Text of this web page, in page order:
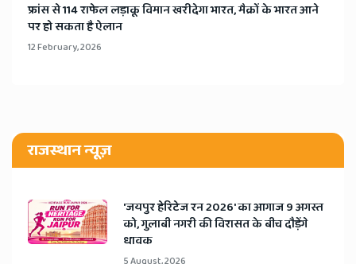
​फ्रांस से 114 राफेल लड़ाकू विमान खरीदेगा भारत, मैक्रों के भारत आने
पर हो सकता है ऐलान
12 February, 2026
राजस्थान न्यूज़
​'जयपुर हेरिटेज रन 2026' का आगाज 9 अगस्त
को, गुलाबी नगरी की विरासत के बीच दौड़ेंगे
धावक